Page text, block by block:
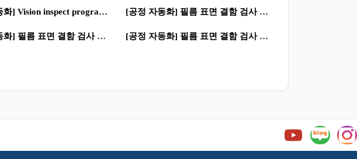
[제조 자동화] Vision inspect program | 제조혁신 · 스마트공장 [공정 자동화] 필름 표면 결함 검사 시스템 DEMO TEST | 자동화 공정 · 로봇공정
[공정 자동화] 필름 표면 결함 검사 시스템 DEMO TEST | 자동화 공정 · 로봇공정
22 0
[공정 자동화] 필름 표면 결함 검사 시스템 DEMO TEST | 자동화 공정 · 로봇공정